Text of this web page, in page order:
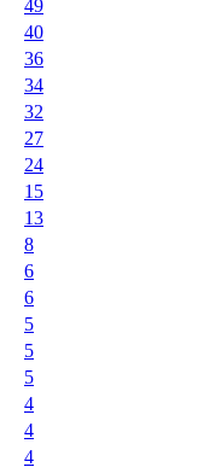
49
40
36
34
32
27
24
15
13
8
6
6
5
5
5
4
4
4